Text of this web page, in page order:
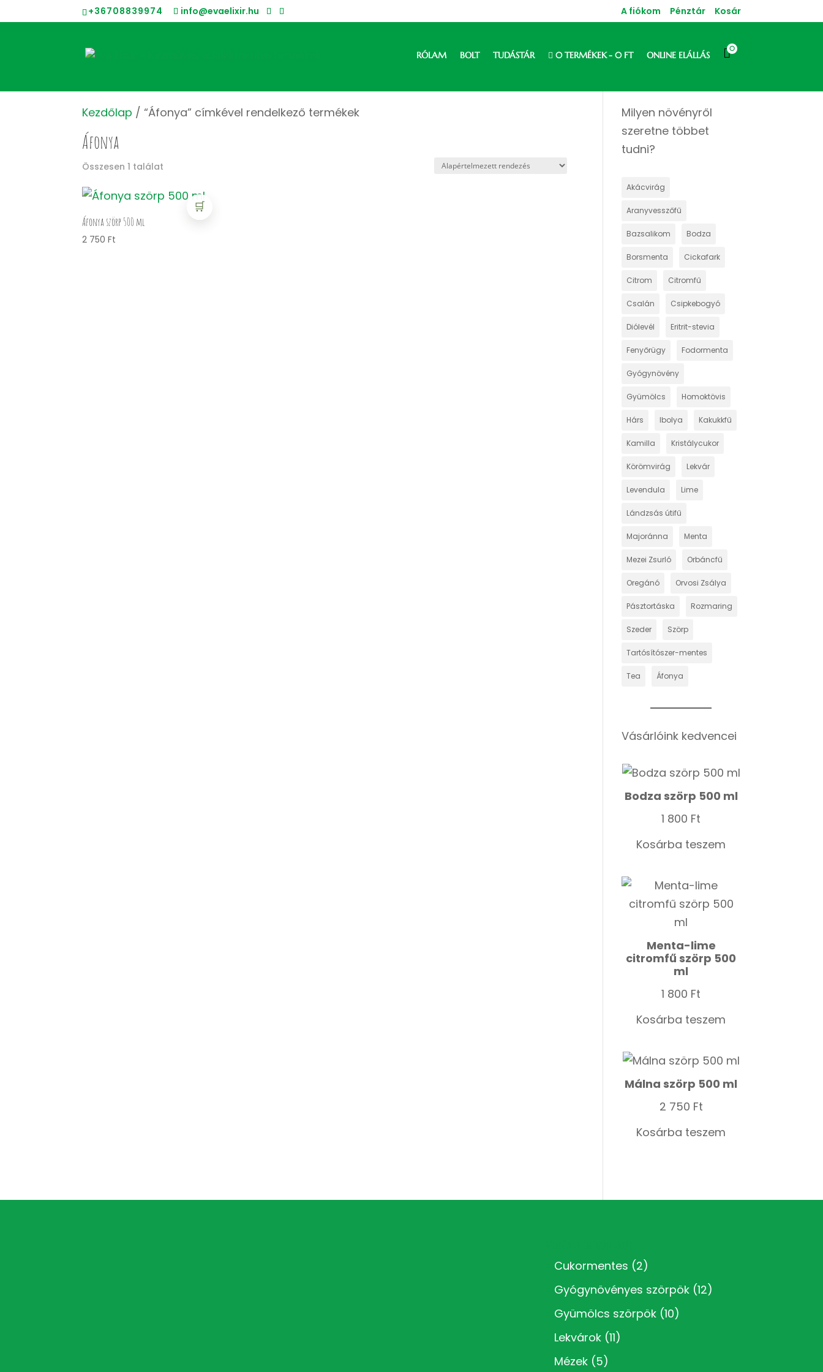
+36708839974 info@evaelixir.hu A fiókom Pénztár Kosár
RÓLAM BOLT TUDÁSTÁR 0 TERMÉKEK 0 FT ONLINE ELÁLLÁS 0
Kezdőlap / “Áfonya” címkével rendelkező termékek
Áfonya
Összesen 1 találat
🛒
Áfonya szörp 500 ml
2 750Ft
Milyen növényről
szeretne többet
tudni?
Akácvirág
Aranyvesszőfű
Bazsalikom Bodza
Borsmenta Cickafark
Citrom Citromfű
Csalán Csipkebogyó
Diólevél Eritrit-stevia
Fenyőrügy Fodormenta
Gyógynövény
Gyümölcs Homoktövis
Hárs Ibolya Kakukkfű
Kamilla Kristálycukor
Körömvirág Lekvár
Levendula Lime
Lándzsás útifű
Majoránna Menta
Mezei Zsurló Orbáncfű
Oregánó Orvosi Zsálya
Pásztortáska Rozmaring
Szeder Szörp
Tartósítószer-mentes
Tea Áfonya
Vásárlóink kedvencei
Bodza szörp 500 ml
1 800 Ft
Kosárba teszem
Menta-lime
citromfű szörp 500
ml
1 800 Ft
Kosárba teszem
Málna szörp 500 ml
2 750 Ft
Kosárba teszem
Cukormentes (2)
Gyógynövényes szörpök (12)
Gyümölcs szörpök (10)
Lekvárok (11)
Mézek (5)